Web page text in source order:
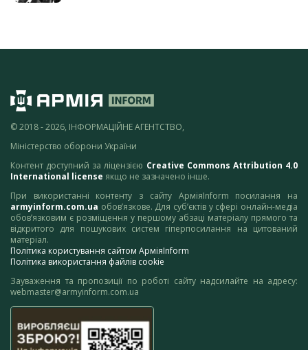
© 2018 - 2026, ІНФОРМАЦІЙНЕ АГЕНТСТВО,
Міністерство оборони України
Контент доступний за ліцензією Creative Commons Attribution 4.0
International license якщо не зазначено інше.
При використанні контенту з сайту АрміяInform посилання на
armyinform.com.ua обов’язкове. Для суб’єктів у сфері онлайн-медіа
обов’язковим є розміщення у першому абзаці матеріалу прямого та
відкритого для пошукових систем гіперпосилання на цитований
матеріал.
Політика користування сайтом АрміяInform
Політика використання файлів cookie
Зауваження та пропозиції по роботі сайту надсилайте на адресу:
webmaster@armyinform.com.ua